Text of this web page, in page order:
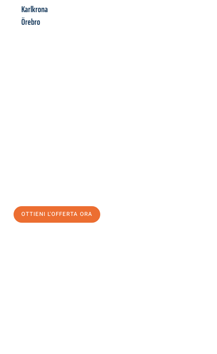
Karlkrona
Örebro
OTTIENI L'OFFERTA ORA